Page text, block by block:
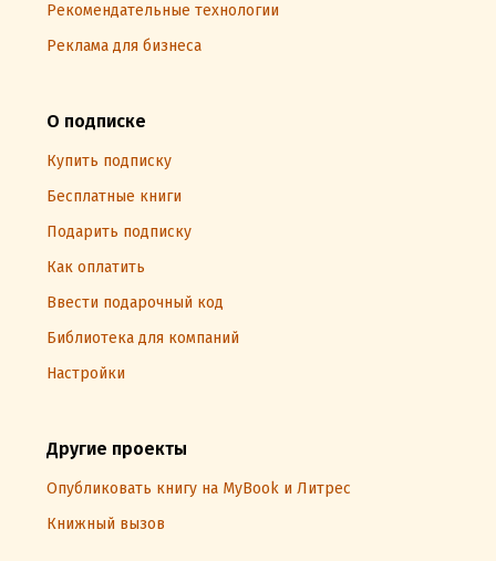
Рекомендательные технологии
Реклама для бизнеса
О подписке
Купить подписку
Бесплатные книги
Подарить подписку
Как оплатить
Ввести подарочный код
Библиотека для компаний
Настройки
Другие проекты
Опубликовать книгу на MyBook и Литрес
Книжный вызов